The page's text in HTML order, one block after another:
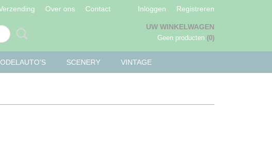
Over ons Contact Inloggen Registreren
UW WINKELWAGEN
Geen producten (0)
SCENERY VINTAGE